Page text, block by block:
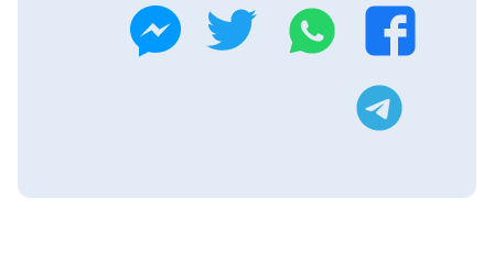
فيسبوك واتساب تويتر